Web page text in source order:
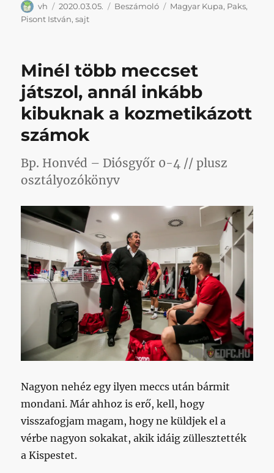
Szerző
vh Közzétéve
2020.03.05. Kategória
Beszámoló Címke
Magyar Kupa, Paks,
Pisont István,sajt
Minél több meccset
játszol, annál inkább
kibuknak a kozmetikázott
számok
Bp. Honvéd – Diósgyőr 0-4 // plusz
osztályozókönyv
Nagyon nehéz egy ilyen meccs után bármit
mondani. Már ahhoz is erő, kell, hogy
visszafogjam magam, hogy ne küldjek el a
vérbe nagyon sokakat, akik idáig züllesztették
a Kispestet.